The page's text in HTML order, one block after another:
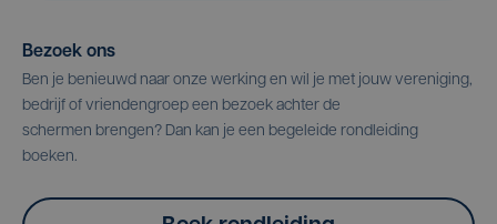
Bezoek ons
Ben je benieuwd naar onze werking en wil je met jouw vereniging,
bedrijf of vriendengroep een bezoek achter de
schermen brengen? Dan kan je een begeleide rondleiding
boeken.